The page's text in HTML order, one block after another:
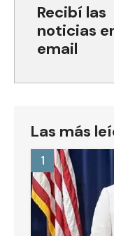
Recibí las
noticias
email
Las más
1